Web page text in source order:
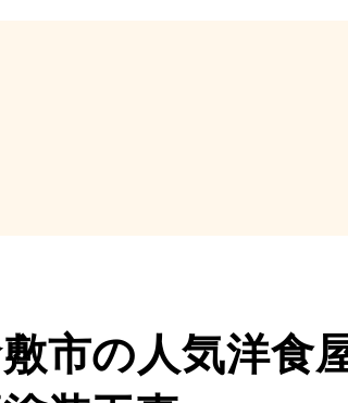
市の人気洋食